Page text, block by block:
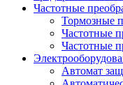
Частотные
Тормозные
Частотные
Частотные
Автомат